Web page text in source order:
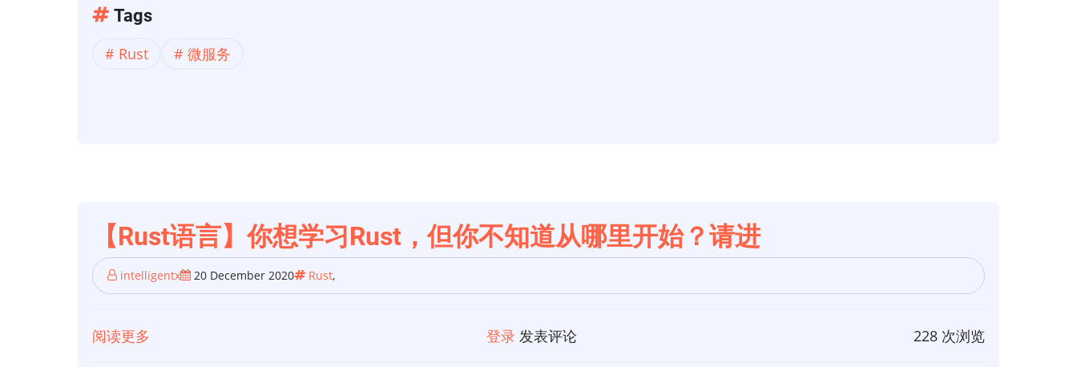
的
成
【Rust】
Rust
Tags
Rust 微服务
【Rust语言】你想学习Rust，但你不知道从哪里开始？请进
intelligentx 20 December 2020 Rust,
阅读更多 登录 发表评论 228 次浏览